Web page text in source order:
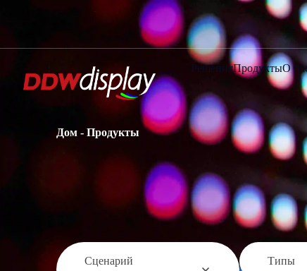
РешенияПродуктыО
Дом - Продукты
Сценарий
Типы